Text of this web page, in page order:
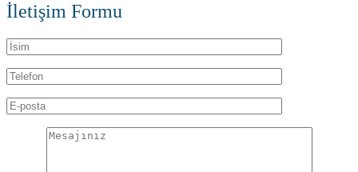
İletişim Formu